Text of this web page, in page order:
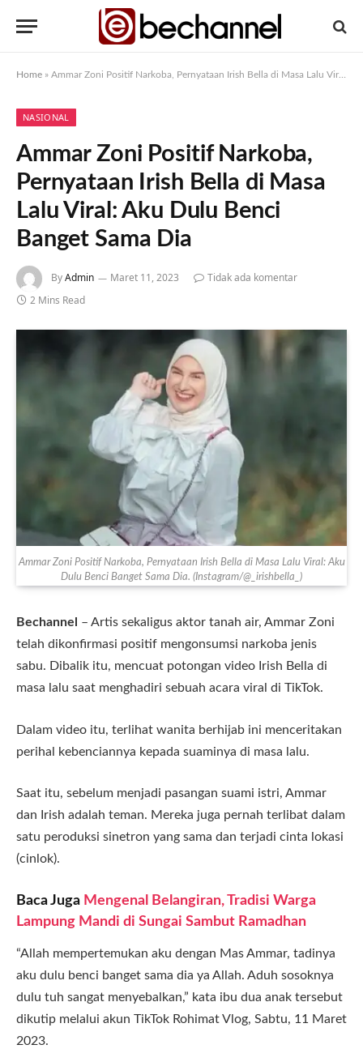
Home » Ammar Zoni Positif Narkoba, Pernyataan Irish Bella di Masa Lalu Viral: Aku Dulu Benci Banget Sama Dia
NASIONAL
Ammar Zoni Positif Narkoba,
Pernyataan Irish Bella di Masa
Lalu Viral: Aku Dulu Benci
Banget Sama Dia
ByAdmin Maret 11, 2023
Tidak ada komentar
2 Mins Read
Ammar Zoni Positif Narkoba, Pernyataan Irish Bella di Masa Lalu Viral: Aku
Dulu Benci Banget Sama Dia. (Instagram/@_irishbella_)
Bechannel
– Artis sekaligus aktor tanah air, Ammar Zoni
telah dikonfirmasi positif mengonsumsi narkoba jenis
sabu. Dibalik itu, mencuat potongan video Irish Bella di
masa lalu saat menghadiri sebuah acara viral di TikTok.
Dalam video itu, terlihat wanita berhijab ini menceritakan
perihal kebenciannya kepada suaminya di masa lalu.
Saat itu, sebelum menjadi pasangan suami istri, Ammar
dan Irish adalah teman. Mereka juga pernah terlibat dalam
satu peroduksi sinetron yang sama dan terjadi cinta lokasi
(cinlok).
Baca Juga Mengenal Belangiran, Tradisi Warga
Lampung Mandi di Sungai Sambut Ramadhan
“Allah mempertemukan aku dengan Mas Ammar, tadinya
aku dulu benci banget sama dia ya Allah. Aduh sosoknya
dulu tuh sangat menyebalkan,” kata ibu dua anak tersebut
dikutip melalui akun TikTok Rohimat Vlog, Sabtu, 11 Maret
2023.